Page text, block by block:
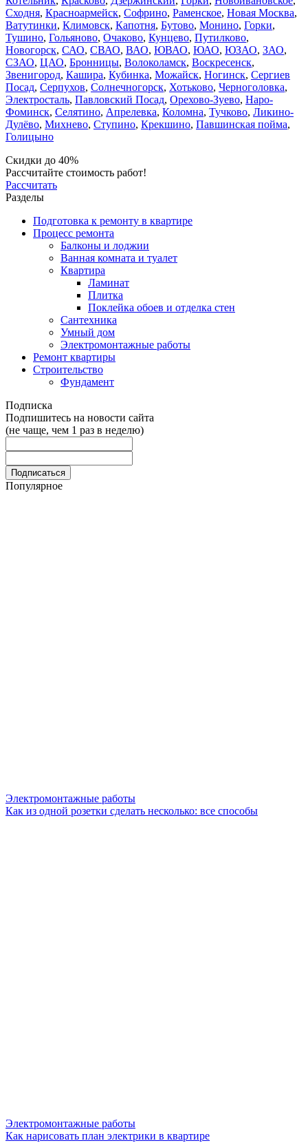
Сходня, Красноармейск, Софрино, Раменское, Новая Москва,
Ватутинки, Климовск, Капотня, Бутово, Монино, Горки,
Тушино, Гольяново, Очаково, Кунцево, Путилково,
Новогорск, САО, СВАО, ВАО, ЮВАО, ЮАО, ЮЗАО, ЗАО,
СЗАО, ЦАО, Бронницы, Волоколамск, Воскресенск,
Звенигород, Кашира, Кубинка, Можайск, Ногинск, Сергиев
Посад, Серпухов, Солнечногорск, Хотьково, Черноголовка,
Электросталь, Павловский Посад, Орехово-Зуево, Наро-
Фоминск, Селятино, Апрелевка, Коломна, Тучково, Ликино-
Дулёво, Михнево, Ступино, Крекшино, Павшинская пойма,
Голицыно
Скидки до 40%
Рассчитайте стоимость работ!
Рассчитать
Разделы
Подготовка к ремонту в квартире
Процесс ремонта
Балконы и лоджии
Ванная комната и туалет
Квартира
Ламинат
Плитка
Поклейка обоев и отделка стен
Сантехника
Умный дом
Электромонтажные работы
Ремонт квартиры
Строительство
Фундамент
Подписка
Подпишитесь на новости сайта
(не чаще, чем 1 раз в неделю)
Популярное
Электромонтажные работы
Как из одной розетки сделать несколько: все способы
Электромонтажные работы
Как нарисовать план электрики в квартире